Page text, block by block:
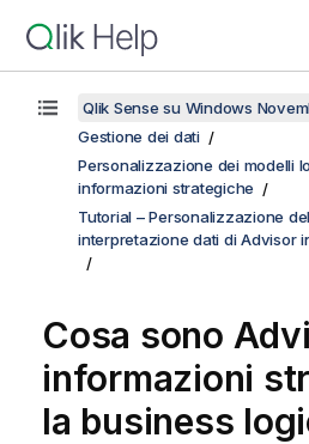
Qlik Sense su Windows
Gestione dei dati
Personalizzazione dei modelli
informazioni strategiche
Tutorial – Personalizzazione
interpretazione dati di Advisor
Cosa sono
informazioni
la business